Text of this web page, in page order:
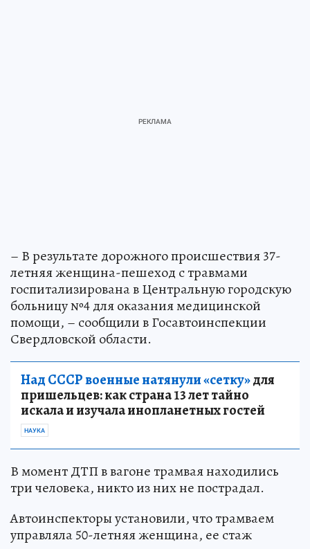
– В результате дорожного происшествия 37-
летняя женщина-пешеход с травмами
госпитализирована в Центральную городскую
больницу №4 для оказания медицинской
помощи, – сообщили в Госавтоинспекции
Свердловской области.
Над СССР военные натянули «сетку»для
пришельцев: как страна 13 лет тайно
искала и изучала инопланетных гостей
НАУКА
В момент ДТП в вагоне трамвая находились
три человека, никто из них не пострадал.
Автоинспекторы установили, что трамваем
управляла 50-летняя женщина, ее стаж